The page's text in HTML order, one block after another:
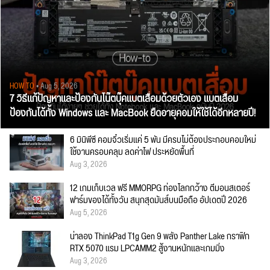
HOW TO• Aug 5, 2026
7 วิธีแก้ปัญหาและป้องกันโน๊ตบุ๊คแบตเสื่อมด้วยตัวเอง แบตเสื่อม
ป้องกันได้ทั้ง Windows และ MacBook ยืดอายุคอมให้ใช้ได้อีกหลายปี!
6 มินิพีซี คอมจิ๋วเริ่มแค่ 5 พัน มีครบไม่ต้องประกอบคอมใหม่
ใช้งานครอบคลุม ลดค่าไฟ ประหยัดพื้นที่
Aug 3, 2026
12 เกมเก็บเวล ฟรี MMORPG ท่องโลกกว้าง ตีมอนสเตอร์
ฟาร์มของได้ทั้งวัน สนุกสุดมันส์บนมือถือ อัปเดตปี 2026
Aug 5, 2026
น่าลอง ThinkPad T1g Gen 9 พลัง Panther Lake กราฟิก
RTX 5070 แรม LPCAMM2 สู้งานหนักและเกมมิ่ง
Aug 3, 2026